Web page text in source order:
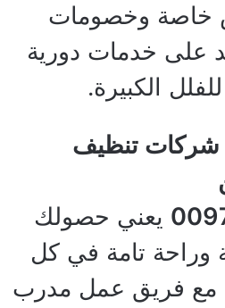
خاصة وخصومات
على خدمات دورية
الكبيرة.
شركات تنظيف
يعني حصولك
وراحة تامة في كل
مع فريق عمل مدرب